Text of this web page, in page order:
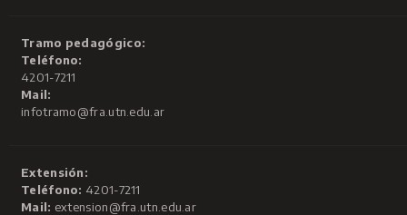
Tramo pedagógico:
Teléfono:
4201-7211
Mail:
infotramo@fra.utn.edu.ar
Extensión:
Teléfono: 4201-7211
Mail: extension@fra.utn.edu.ar